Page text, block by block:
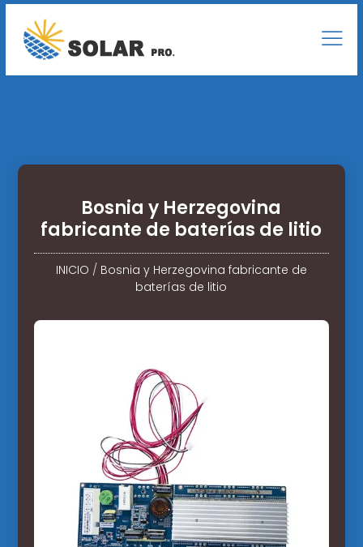
Bosnia y Herzegovina
fabricante de baterías de litio
INICIO / Bosnia y Herzegovina fabricante de
baterías de litio